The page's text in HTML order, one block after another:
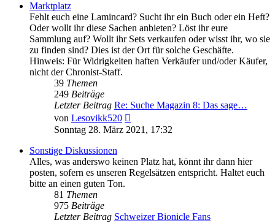
Marktplatz
Fehlt euch eine Lamincard? Sucht ihr ein Buch oder ein Heft?
Oder wollt ihr diese Sachen anbieten? Löst ihr eure
Sammlung auf? Wollt ihr Sets verkaufen oder wisst ihr, wo sie
zu finden sind? Dies ist der Ort für solche Geschäfte.
Hinweis: Für Widrigkeiten haften Verkäufer und/oder Käufer,
nicht der Chronist-Staff.
39 Themen
249 Beiträge
Letzter Beitrag Re: Suche Magazin 8: Das sage…
von Lesovikk520
Beitrag
Sonntag 28. März 2021, 17:32
Sonstige Diskussionen
Alles, was anderswo keinen Platz hat, könnt ihr dann hier
posten, sofern es unseren Regelsätzen entspricht. Haltet euch
bitte an einen guten Ton.
81 Themen
975 Beiträge
Letzter Beitrag Schweizer Bionicle Fans